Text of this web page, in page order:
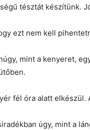
tésztát készítünk.
ezt nem kell
mint a kenyeret,
fél óra alatt
úgy, mint a